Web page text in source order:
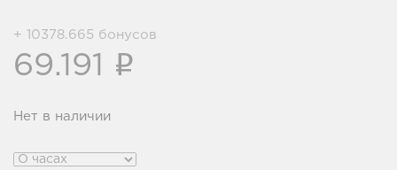
+ 10378.665 бонусов
69.191 i
Нет в наличии